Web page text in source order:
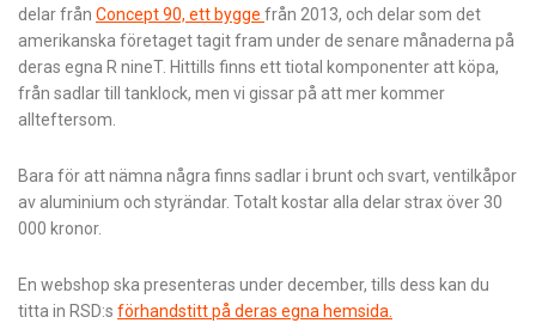
delar från Concept 90, ett bygge från 2013, och delar som det
amerikanska företaget tagit fram under de senare månaderna på
deras egna R nineT. Hittills finns ett tiotal komponenter att köpa,
från sadlar till tanklock, men vi gissar på att mer kommer
allteftersom.
Bara för att nämna några finns sadlar i brunt och svart, ventilkåpor
av aluminium och styrändar. Totalt kostar alla delar strax över 30
000 kronor.
En webshop ska presenteras under december, tills dess kan du
titta in RSD:s förhandstitt på deras egna hemsida.